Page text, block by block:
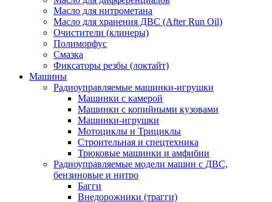
Масло для нитрометана
Масло для хранения ДВС (After Run Oil)
Очистители (клинеры)
Полиморфус
Смазка
Фиксаторы резбы (локтайт)
Машины
Радиоуправляемые машинки-игрушки
Машинки с камерой
Машинки с копийными кузовами
Машинки-игрушки
Мотоциклы и Трициклы
Строительная и спецтехника
Трюковые машинки и амфибии
Радиоуправляемые модели машин с ДВС,
бензиновые и нитро
Багги
Внедорожники (трагги)